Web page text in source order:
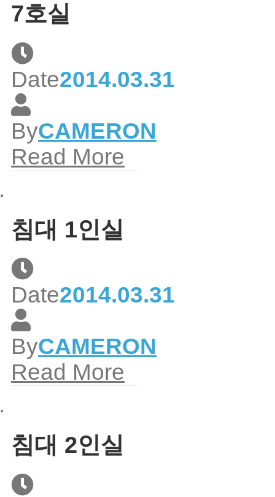
7호실
Date2014.03.31
ByCAMERON
Read More
침대 1인실
Date2014.03.31
ByCAMERON
Read More
침대 2인실